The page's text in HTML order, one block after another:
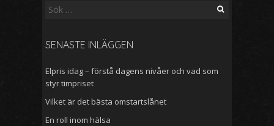
Sök
SENASTE INLÄGGEN
Elpris idag – förstå dagens nivåer och vad som
styr timpriset
Vilket är det bästa omstartslånet
En roll inom hälsa